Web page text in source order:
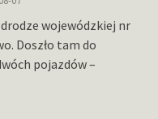
wojewódzkiej nr
Doszło tam do
pojazdów –